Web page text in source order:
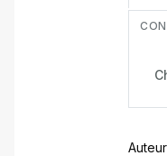
Auteur